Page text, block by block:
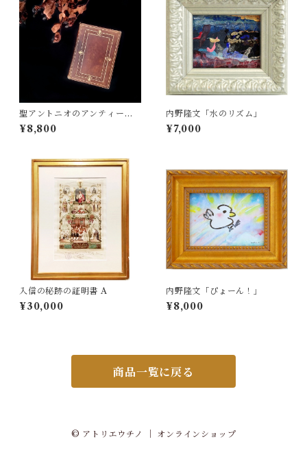
聖アントニオのアンティーク
祈祷書
¥8,800
内野隆文「水のリズム」
¥7,000
入信の秘跡の証明書 A
¥30,000
内野隆文「ぴょーん！」
¥8,000
商品一覧に戻る
© アトリエウチノ ｜ オンラインショップ